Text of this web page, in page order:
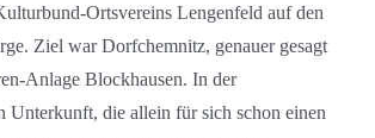
Ortsvereins Lengenfeld auf den
Ziel war Dorfchemnitz, genauer gesagt
Anlage Blockhausen. In der
Unterkunft, die allein für sich schon einen